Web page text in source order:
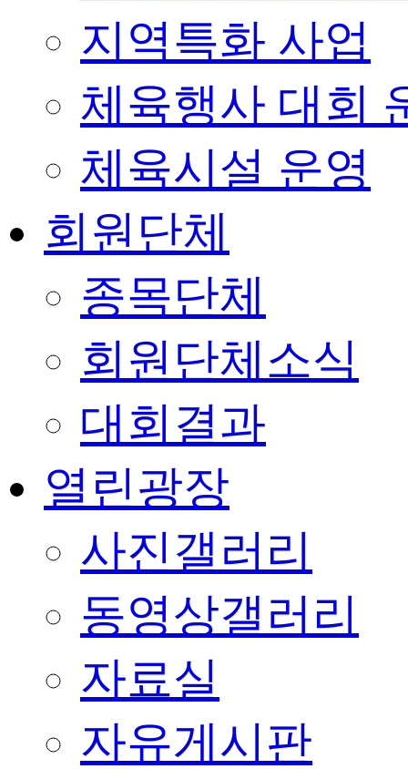
지역특화 사업
체육행사 대회
체육시설 운영
회원단체
종목단체
회원단체소식
대회결과
열린광장
사진갤러리
동영상갤러리
자료실
자유게시판